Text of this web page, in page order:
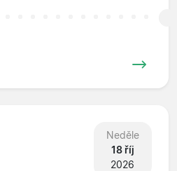
Neděle
18 říj
2026